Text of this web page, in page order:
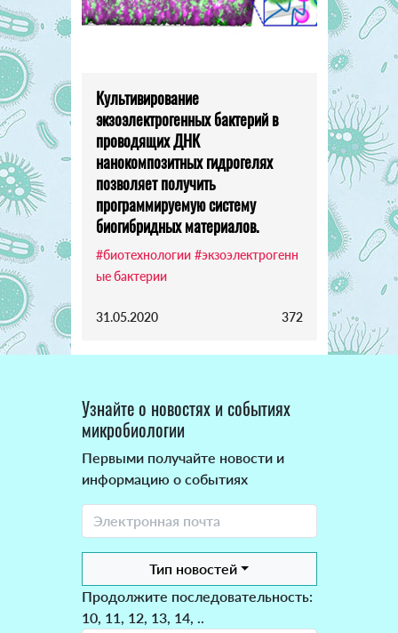
Культивирование
экзоэлектрогенных бактерий в
проводящих ДНК
нанокомпозитных гидрогелях
позволяет получить
программируемую систему
биогибридных материалов.
#биотехнологии #экзоэлектрогенн
ые бактерии
31.05.2020 372
Узнайте о новостях и событиях
микробиологии
Первыми получайте новости и
информацию о событиях
Тип новостей
Продолжите последовательность:
10, 11, 12, 13, 14, ..